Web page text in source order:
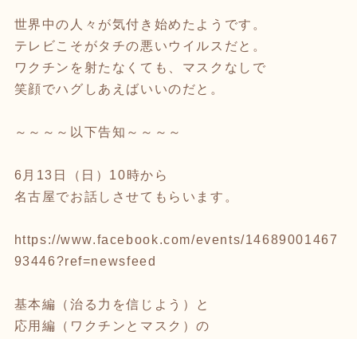
世界中の人々が気付き始めたようです。
テレビこそがタチの悪いウイルスだと。
ワクチンを射たなくても、マスクなしで
笑顔でハグしあえばいいのだと。
～～～～以下告知～～～～
6月13日（日）10時から
名古屋でお話しさせてもらいます。
https://www.facebook.com/events/14689001467
93446?ref=newsfeed
基本編（治る力を信じよう）と
応用編（ワクチンとマスク）の